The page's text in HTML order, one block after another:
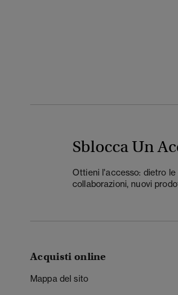
Sblocca Un
Ottieni l'accesso: dietro le
collaborazioni, nuovi
Acquisti online
Mappa del sito